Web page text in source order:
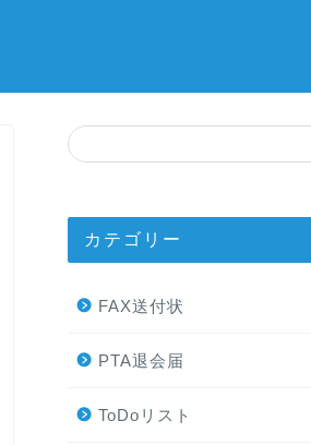
カテゴリー
FAX送付状
PTA退会届
ToDoリスト